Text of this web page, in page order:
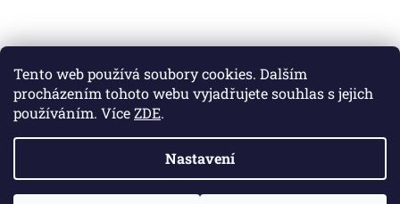
Tento web používá soubory cookies. Dalším
procházením tohoto webu vyjadřujete souhlas s jejich
používáním. VíceZDE.
Nastavení
Caliber Club - Gun Store